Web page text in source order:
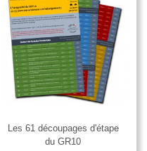
Les 61 découpages d'étape
du GR10